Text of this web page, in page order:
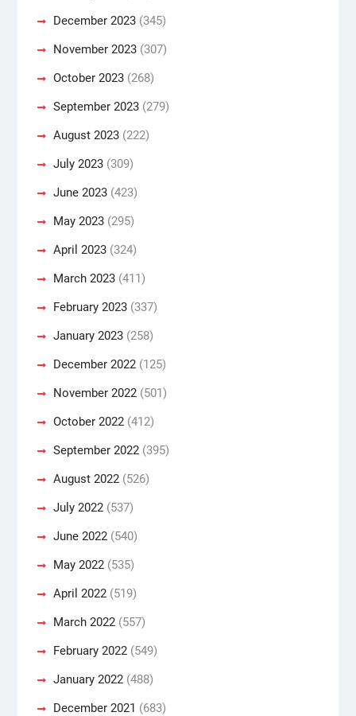
December 2023(345)
November 2023(307)
October 2023(268)
September 2023(279)
August 2023(222)
July 2023(309)
June 2023(423)
May 2023(295)
April 2023(324)
March 2023(411)
February 2023(337)
January 2023(258)
December 2022(125)
November 2022(501)
October 2022(412)
September 2022(395)
August 2022(526)
July 2022(537)
June 2022(540)
May 2022(535)
April 2022(519)
March 2022(557)
February 2022(549)
January 2022(488)
December 2021 (683)